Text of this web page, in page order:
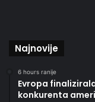
Najnovije
6 hours ranije
Evropa
konkurenta